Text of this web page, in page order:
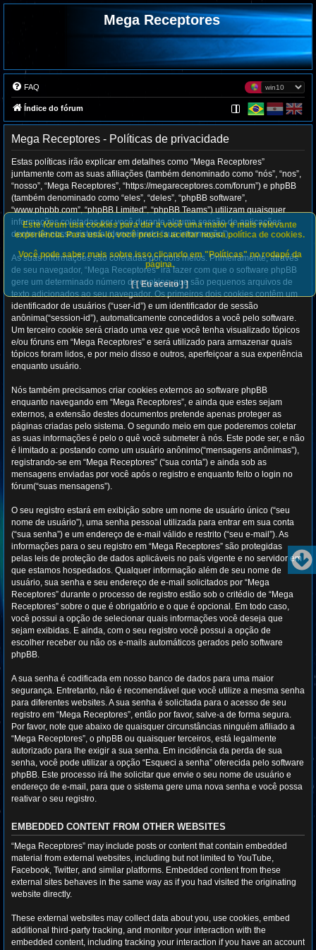
Mega Receptores
FAQ
Índice do fórum
Mega Receptores - Políticas de privacidade
Estas políticas irão explicar em detalhes como “Mega Receptores”
juntamente com as suas afiliações (também denominado como “nós”, “nos”,
“nosso”, “Mega Receptores”, “https://megareceptores.com/forum”) e phpBB
(também denominado como “eles”, “deles”, “phpBB software”,
“www.phpbb.com”, “phpBB Limited”, “phpBB Teams”) utilizam quaisquer
informações coletadas por você durante alguma sessão de aplicações
dentro de nosso sistema (denominado “sua informação”).
As suas informações são coletadas por dois meios. Primeiramente, através
de seu navegador, “Mega Receptores” irá fazer com que o software phpBB
gere um determinado número de cookies, que são pequenos arquivos de
texto adicionados ao seu navegador. Os primeiros dois cookies contêm um
identificador de usuários (“user-id”) e um identificador de sessão
anônima(“session-id”), automaticamente concedidos a você pelo software.
Um terceiro cookie será criado uma vez que você tenha visualizado tópicos
e/ou fóruns em “Mega Receptores” e será utilizado para armazenar quais
tópicos foram lidos, e por meio disso e outros, aperfeiçoar a sua experiência
enquanto usuário.
Nós também precisamos criar cookies externos ao software phpBB
enquanto navegando em “Mega Receptores”, e ainda que estes sejam
externos, a extensão destes documentos pretende apenas proteger as
páginas criadas pelo sistema. O segundo meio em que poderemos coletar
as suas informações é pelo o quê você submeter à nós. Este pode ser, e não
é limitado a: postando como um usuário anônimo(“mensagens anônimas”),
registrando-se em “Mega Receptores” (“sua conta”) e ainda sob as
mensagens enviadas por você após o registro e enquanto feito o login no
fórum(“suas mensagens”).
O seu registro estará em exibição sobre um nome de usuário único (“seu
nome de usuário”), uma senha pessoal utilizada para entrar em sua conta
(“sua senha”) e um endereço de e-mail válido e restrito (“seu e-mail”). As
informações para o seu registro em “Mega Receptores” são protegidas
pelas leis de proteção de dados aplicáveis no país vigente e no servidor em
que estamos hospedados. Qualquer informação além de seu nome de
usuário, sua senha e seu endereço de e-mail solicitados por “Mega
Receptores” durante o processo de registro estão sob o critédio de “Mega
Receptores” sobre o que é obrigatório e o que é opcional. Em todo caso,
você possui a opção de selecionar quais informações você deseja que
sejam exibidas. E ainda, com o seu registro você possui a opção de
escolher receber ou não os e-mails automáticos gerados pelo software
phpBB.
A sua senha é codificada em nosso banco de dados para uma maior
segurança. Entretanto, não é recomendável que você utilize a mesma senha
para diferentes websites. A sua senha é solicitada para o acesso de seu
registro em “Mega Receptores”, então por favor, salve-a de forma segura.
Por favor, note que abaixo de quaisquer circunstâncias ninguém afiliado a
“Mega Receptores”, o phpBB ou quaisquer terceiros, está legalmente
autorizado para lhe exigir a sua senha. Em incidência da perda de sua
senha, você pode utilizar a opção “Esqueci a senha” oferecida pelo software
phpBB. Este processo irá lhe solicitar que envie o seu nome de usuário e
endereço de e-mail, para que o sistema gere uma nova senha e você possa
reativar o seu registro.
EMBEDDED CONTENT FROM OTHER WEBSITES
“Mega Receptores” may include posts or content that contain embedded
material from external websites, including but not limited to YouTube,
Facebook, Twitter, and similar platforms. Embedded content from these
external sites behaves in the same way as if you had visited the originating
website directly.
These external websites may collect data about you, use cookies, embed
additional third-party tracking, and monitor your interaction with the
embedded content, including tracking your interaction if you have an account
Este fórum usa cookies para dar a você uma maior e mais relevante
experiência. Para usá-lo, você precisa aceitar nossa política de cookies.
Você pode saber mais sobre isso clicando em "Políticas" no rodapé da
página.
[ [ Eu aceito ] ]